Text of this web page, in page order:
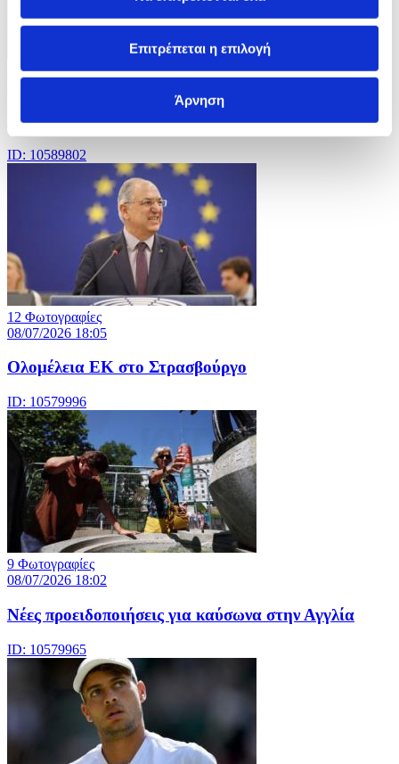
Επιτρέπεται η επιλογή
Άρνηση
5 Φωτογραφίες
10/07/2026 15:52
Γύρος της Γαλλίας-Tour de France
ID: 10589802
12 Φωτογραφίες
08/07/2026 18:05
Ολομέλεια ΕΚ στο Στρασβούργο
ID: 10579996
9 Φωτογραφίες
08/07/2026 18:02
Νέες προειδοποιήσεις για καύσωνα στην Αγγλία
ID: 10579965